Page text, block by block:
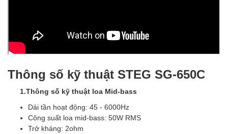
Thông số kỹ thuật STEG SG-650C
1.Thông số kỹ thuật loa Mid-bass
Dải tần hoạt động: 45 - 6000Hz
Công suất loa mid-bass: 50W RMS
Trở kháng: 2ohm